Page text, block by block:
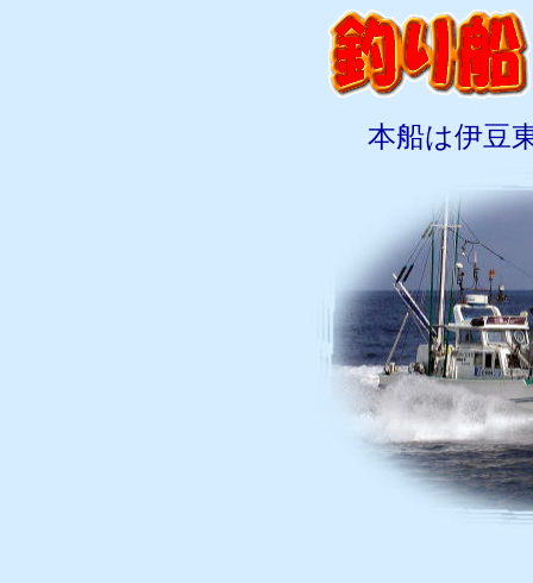
本船は伊豆